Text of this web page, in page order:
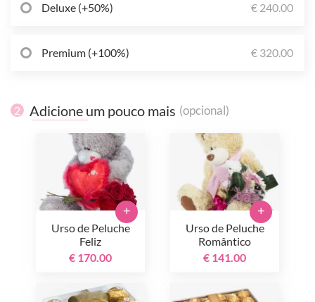
Deluxe (+50%) € 240.00
Premium (+100%) € 320.00
2 Adicione um pouco mais (opcional)
Urso de Peluche
Feliz
€ 170.00
+
Urso de Peluche
Romântico
€ 141.00
+